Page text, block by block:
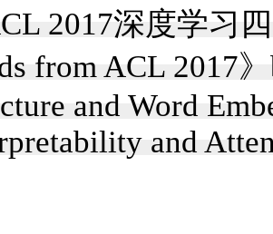
2017深度学习
from ACL 2017
and Word
and